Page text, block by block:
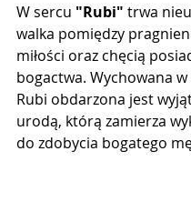
W sercu "Rubi" trwa
walka pomiędzy
miłości oraz chęcią
bogactwa. Wychowana
Rubi obdarzona jest
urodą, którą zamierza
do zdobycia bogatego